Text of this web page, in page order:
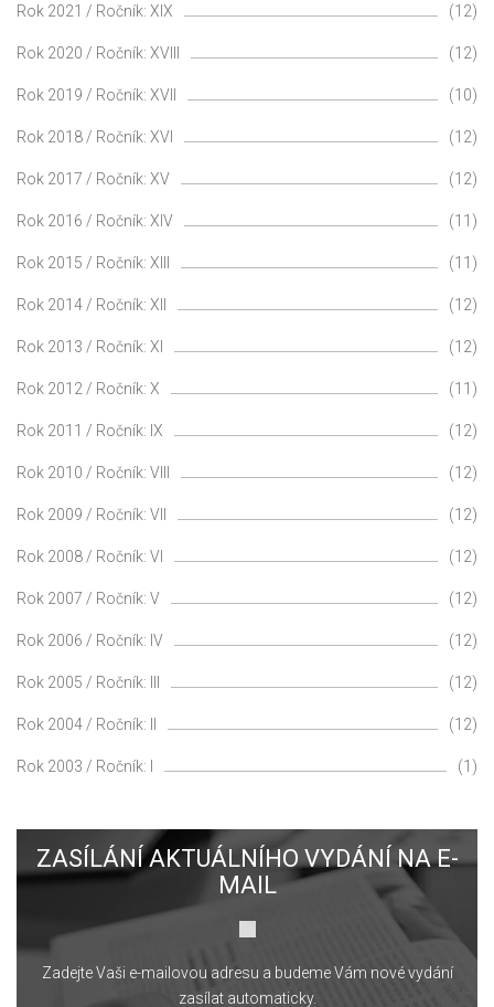
Rok 2021 / Ročník: XIX (12)
Rok 2020 / Ročník: XVIII (12)
Rok 2019 / Ročník: XVII (10)
Rok 2018 / Ročník: XVI (12)
Rok 2017 / Ročník: XV (12)
Rok 2016 / Ročník: XIV (11)
Rok 2015 / Ročník: XIII (11)
Rok 2014 / Ročník: XII (12)
Rok 2013 / Ročník: XI (12)
Rok 2012 / Ročník: X (11)
Rok 2011 / Ročník: IX (12)
Rok 2010 / Ročník: VIII (12)
Rok 2009 / Ročník: VII (12)
Rok 2008 / Ročník: VI (12)
Rok 2007 / Ročník: V (12)
Rok 2006 / Ročník: IV (12)
Rok 2005 / Ročník: III (12)
Rok 2004 / Ročník: II (12)
Rok 2003 / Ročník: I (1)
ZASÍLÁNÍ AKTUÁLNÍHO VYDÁNÍ NA E-
MAIL
Zadejte Vaši e-mailovou adresu a budeme Vám nové vydání
zasílat automaticky.